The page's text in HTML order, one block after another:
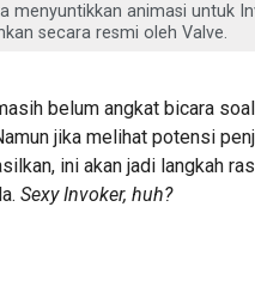
menyuntikkan animasi untuk
secara resmi oleh Valve.
belum angkat bicara
jika melihat potensi
ini akan jadi langkah
Sexy Invoker, huh?